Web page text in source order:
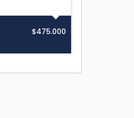
$475.000